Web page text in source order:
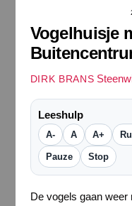
Vogelhuisje
DIRK BRANS
Leeshulp
A- A A+
Pauze Stop
De vogels gaan